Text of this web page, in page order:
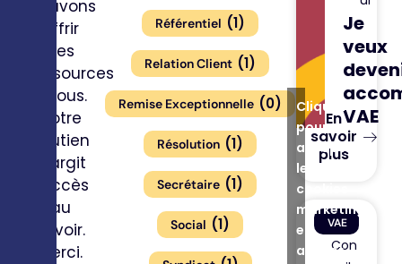
pouvons
offrir
ces
ressources
à tous.
Votre
soutien
élargit
l’accès
au
savoir.
Merci.
Référentiel (1)
Relation Client (1)
Remise Exceptionnelle (0)
Résolution (1)
Secrétaire (1)
Social (1)
Je
veux
VAE
En
savoir
plus
Cliquez
pour
accepter
les
cookies
marketing
et
activer
VAE
Con